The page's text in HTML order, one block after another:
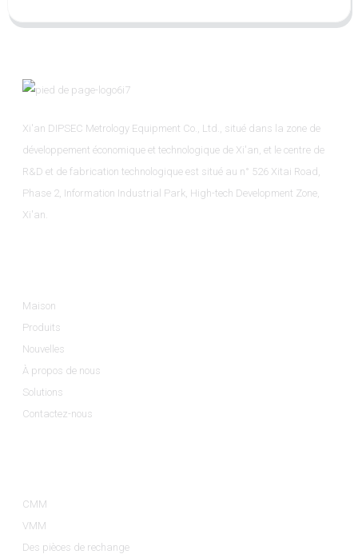
Xi'an DIPSEC Metrology Equipment Co., Ltd., situé dans la zone de
développement économique et technologique de Xi'an, et le centre de
R&D et de fabrication technologique est situé au n° 526 Xitai Road,
Phase 2, Information Industrial Park, High-tech Development Zone,
Xi'an.
Maison
Produits
Nouvelles
À propos de nous
Solutions
Contactez-nous
CMM
VMM
Des pièces de rechange